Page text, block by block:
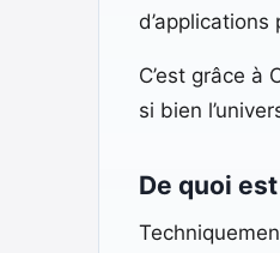
C’est grâce
si bien
De quoi